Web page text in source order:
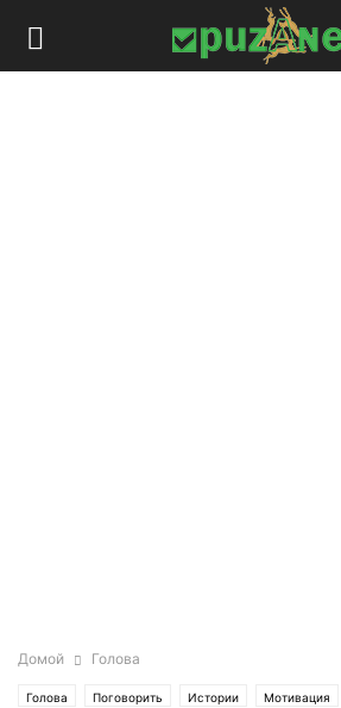
Домой Голова
Голова Поговорить Истории Мотивация